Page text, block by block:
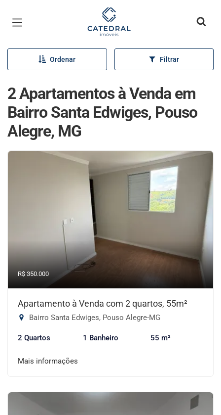
Página inicial
Ordenar Filtrar
2 Apartamentos à Venda em
Bairro Santa Edwiges, Pouso
Alegre, MG
R$ 350.000
Apartamento à Venda com 2 quartos, 55m²
Bairro Santa Edwiges, Pouso Alegre-MG
2 Quartos 1 Banheiro 55 m²
Mais informações